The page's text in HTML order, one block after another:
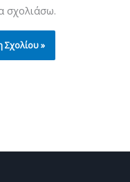
σχολιάσω.